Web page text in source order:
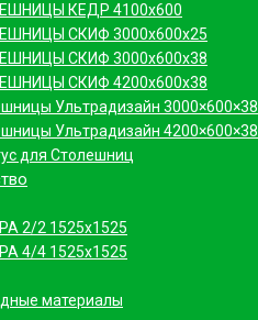
КЕДР 4100х600
СКИФ 3000х600х25
СКИФ 3000х600х38
СКИФ 4200х600х38
Ультрадизайн 3000×600×38
Ультрадизайн 4200×600×38
для Столешниц
2/2 1525х1525
4/4 1525х1525
материалы